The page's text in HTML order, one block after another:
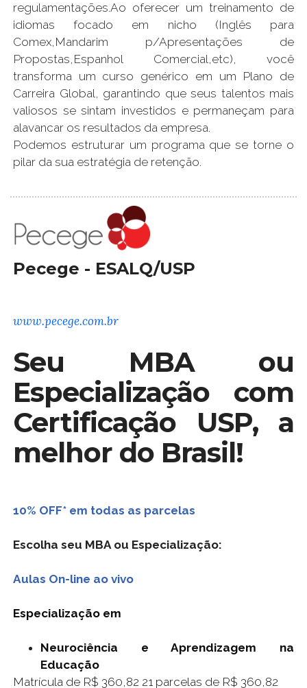
regulamentações.Ao oferecer um treinamento de
idiomas focado em nicho (Inglês para
Comex,Mandarim p/Apresentações de
Propostas,Espanhol Comercial,etc), você
transforma um curso genérico em um Plano de
Carreira Global, garantindo que seus talentos mais
valiosos se sintam investidos e permaneçam para
alavancar os resultados da empresa.
Podemos estruturar um programa que se torne o
pilar da sua estratégia de retenção.
Pecege - ESALQ/USP
www.pecege.com.br
Seu MBA ou
Especialização com
Certificação USP, a
melhor do Brasil!
10% OFF* em todas as parcelas
Escolha seu MBA ou Especialização:
Aulas On-line ao vivo
Especialização em
Neurociência e Aprendizagem na
Educação
Matrícula de R$ 360,82 21 parcelas de R$ 360,82